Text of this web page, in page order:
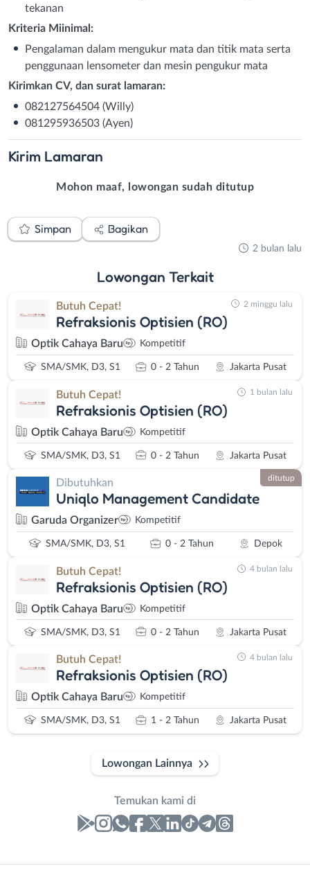
tekanan
Kriteria Miinimal:
Pengalaman dalam mengukur mata dan titik mata serta
penggunaan lensometer dan mesin pengukur mata
Kirimkan CV, dan surat lamaran:
082127564504 (Willy)
081295936503 (Ayen)
Kirim Lamaran
Mohon maaf, lowongan sudah ditutup
Simpan Bagikan
2 bulan lalu
Lowongan Terkait
Butuh Cepat!
Refraksionis Optisien (RO)
Optik Cahaya Baru Kompetitif
SMA/SMK, D3, S1 0 - 2 Tahun Jakarta Pusat
2 minggu lalu
Butuh Cepat!
Refraksionis Optisien (RO)
Optik Cahaya Baru Kompetitif
SMA/SMK, D3, S1 0 - 2 Tahun Jakarta Pusat
1 bulan lalu
Dibutuhkan
Uniqlo Management Candidate
Garuda Organizer Kompetitif
SMA/SMK, D3, S1 0 - 2 Tahun Depok
ditutup
Butuh Cepat!
Refraksionis Optisien (RO)
Optik Cahaya Baru Kompetitif
SMA/SMK, D3, S1 0 - 2 Tahun Jakarta Pusat
4 bulan lalu
Butuh Cepat!
Refraksionis Optisien (RO)
Optik Cahaya Baru Kompetitif
SMA/SMK, D3, S1 1 - 2 Tahun Jakarta Pusat
4 bulan lalu
Lowongan Lainnya
Temukan kami di